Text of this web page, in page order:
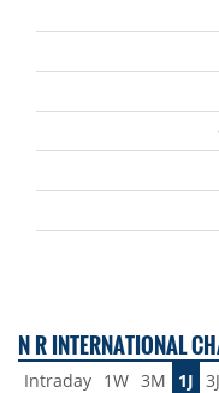
N R INTERNATIONAL
Intraday 1W 3M 1J 3J